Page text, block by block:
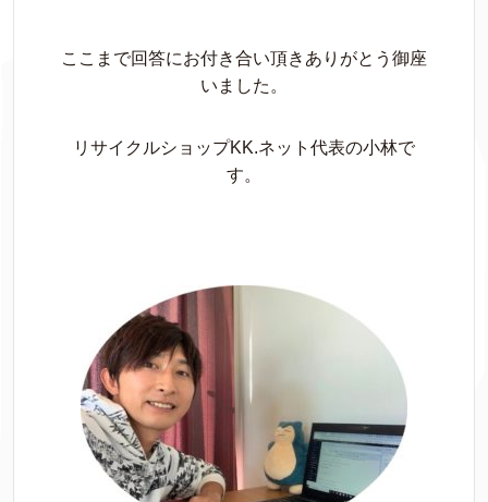
ここまで回答にお付き合い頂きありがとう御座
いました。
リサイクルショップKK.ネット代表の小林で
す。